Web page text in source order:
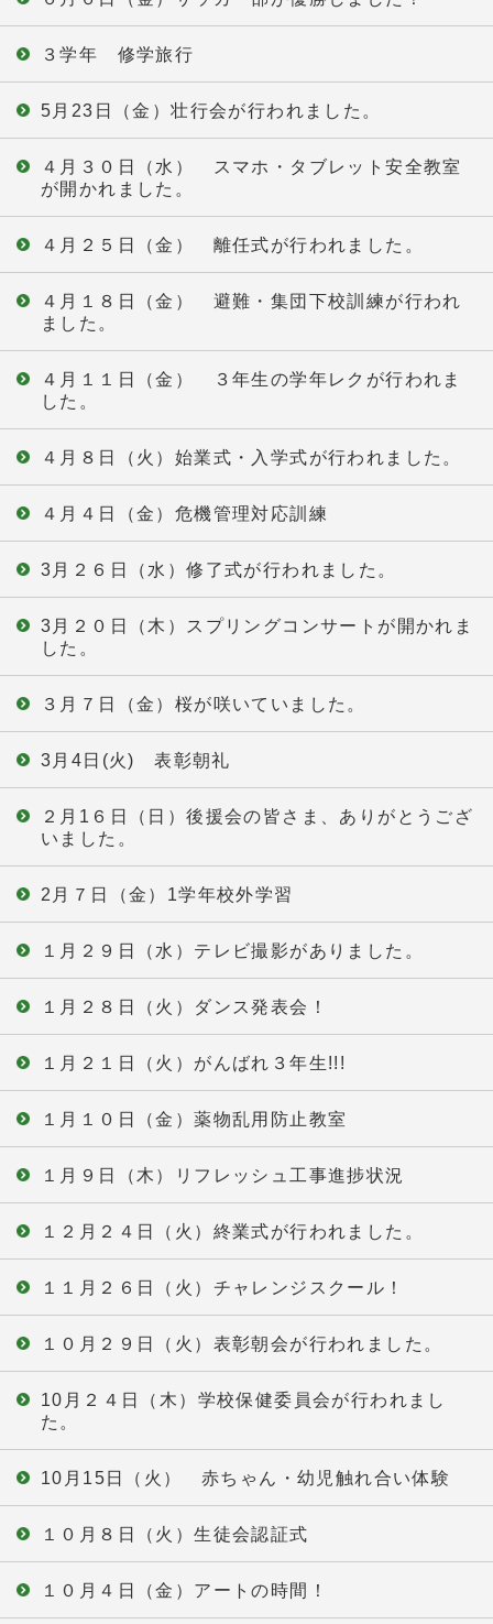
３学年 修学旅行
5月23日（金）壮行会が行われました。
４月３０日（水） スマホ・タブレット安全教室
が開かれました。
４月２５日（金） 離任式が行われました。
４月１８日（金） 避難・集団下校訓練が行われ
ました。
４月１１日（金） ３年生の学年レクが行われま
した。
４月８日（火）始業式・入学式が行われました。
４月４日（金）危機管理対応訓練
3月２６日（水）修了式が行われました。
3月２０日（木）スプリングコンサートが開かれま
した。
３月７日（金）桜が咲いていました。
3月4日(火) 表彰朝礼
２月1６日（日）後援会の皆さま、ありがとうござ
いました。
2月７日（金）1学年校外学習
１月２９日（水）テレビ撮影がありました。
１月２８日（火）ダンス発表会！
１月２１日（火）がんばれ３年生!!!
１月１０日（金）薬物乱用防止教室
１月９日（木）リフレッシュ工事進捗状況
１２月２４日（火）終業式が行われました。
１１月２６日（火）チャレンジスクール！
１０月２９日（火）表彰朝会が行われました。
10月２４日（木）学校保健委員会が行われまし
た。
10月15日（火） 赤ちゃん・幼児触れ合い体験
１０月８日（火）生徒会認証式
１０月４日（金）アートの時間！